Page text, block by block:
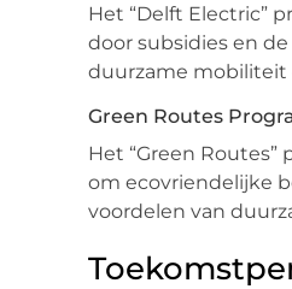
Het “Delft Electric”
door subsidies en
duurzame mobiliteit
Green Routes
Het “Green
om ecovriendelijke
voordelen van